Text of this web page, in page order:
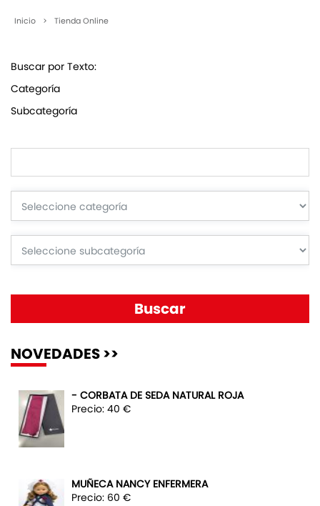
Inicio > Tienda Online
Buscar por Texto:
Categoría
Subcategoría
NOVEDADES >>
- CORBATA DE SEDA NATURAL ROJA
Precio: 40 €
MUÑECA NANCY ENFERMERA
Precio: 60 €